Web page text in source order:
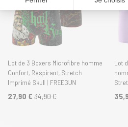
Lot de 3 Boxers Microfibre homme
Confort, Respirant, Stretch
Imprimé Skull | FREEGUN
27,90 € 34,90 €
Lot